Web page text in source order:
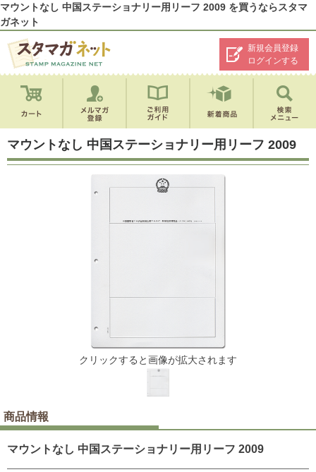
マウントなし 中国ステーショナリー用リーフ 2009 を買うならスタマ
ガネット
新規会員登録
ログインする
マウントなし 中国ステーショナリー用リーフ 2009
クリックすると画像が拡大されます
商品情報
マウントなし 中国ステーショナリー用リーフ 2009